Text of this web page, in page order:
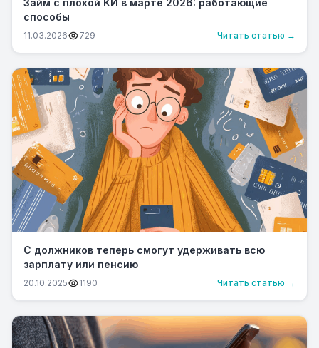
способы
11.03.2026 729 Читать статью →
С должников теперь смогут удерживать всю
зарплату или пенсию
20.10.2025 1190 Читать статью →